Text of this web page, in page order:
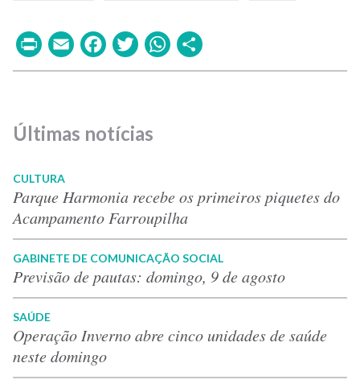
PrintEmailFacebook
TwitterWhatsApp
Últimas notícias
CULTURA
Parque Harmonia recebe os primeiros piquetes do
Acampamento Farroupilha
GABINETE DE COMUNICAÇÃO SOCIAL
Previsão de pautas: domingo, 9 de agosto
SAÚDE
Operação Inverno abre cinco unidades de saúde
neste domingo